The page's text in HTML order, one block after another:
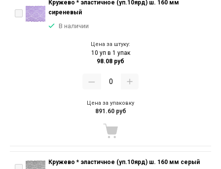
Кружево * эластичное (уп.10ярд) ш. 160 мм
сиреневый
В наличии
Цена за штуку:
10 уп в 1 упак
98.08 руб
Цена за упаковку
891.60 руб
Кружево * эластичное (уп.10ярд) ш. 160 мм серый